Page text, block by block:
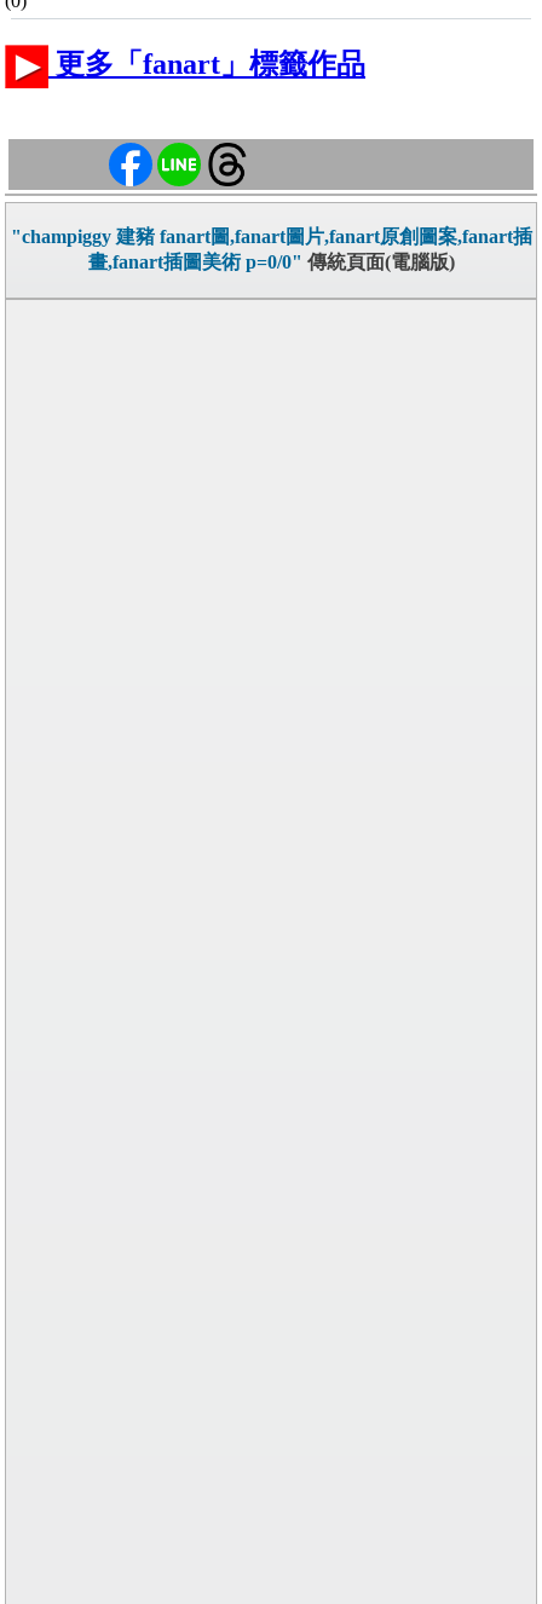
更多「fanart」標籤作品
"champiggy 建豬 fanart圖,fanart圖片,fanart原創圖案,fanart插
畫,fanart插圖美術 p=0/0" 傳統頁面(電腦版)